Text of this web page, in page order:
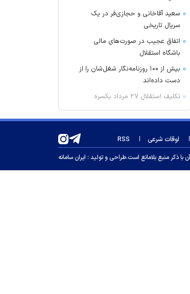
سعید آقاخانی و حجازی‌فر در یک
سریال تاریخی
اتفاق عجیب در صورت‌های مالی
باشگاه استقلال
بیش از ۱۰۰ روزنامه‌نگار شغل‌شان را از
دست داده‌اند
تکلیف استقلال ۲۷ مرداد یکسره
می‌شود!
سرطان سینه قابل درمان است؟
تصمیم طارمی جدی است!
جزئیات افزایش سن و سابقه
بازنشستگی در صندوق کشوری
اوقات شرعی RSS
ذکر منبع بلامانع است.طراحی و تولید : ایران سامانه